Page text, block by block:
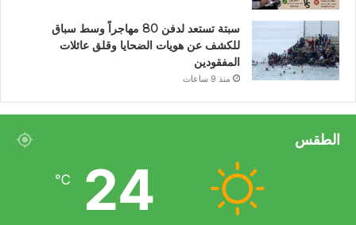
سبتة تستعد لدفن 80 مهاجراً وسط سباق
للكشف عن هويات الضحايا وقلق عائلات
المفقودين
منذ 9 ساعات
الطقس
24
℃